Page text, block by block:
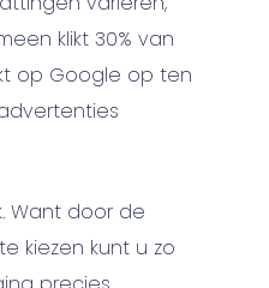
klikt 30% van
op Google op ten
Want door de
kiezen kunt u zo